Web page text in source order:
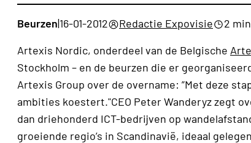
Beurzen|16-01-2012 Redactie Expovisie
2 min
Artexis Nordic, onderdeel van de Belgische
Stockholm – en de beurzen die er
Artexis Group over de overname: ”Met deze
ambities koestert."CEO Peter Wanderyz zegt
dan driehonderd ICT-bedrijven op
groeiende regio’s in Scandinavië, ideaal